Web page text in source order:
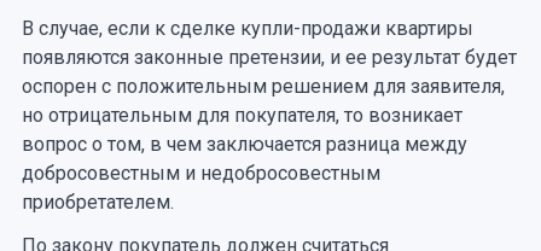
В случае, если к сделке купли-продажи квартиры
появляются законные претензии, и ее результат будет
оспорен с положительным решением для заявителя,
но отрицательным для покупателя, то возникает
вопрос о том, в чем заключается разница между
добросовестным и недобросовестным
приобретателем.
По закону покупатель должен считаться